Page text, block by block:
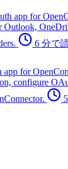
app for
Outlook,
6 分で
for
configure